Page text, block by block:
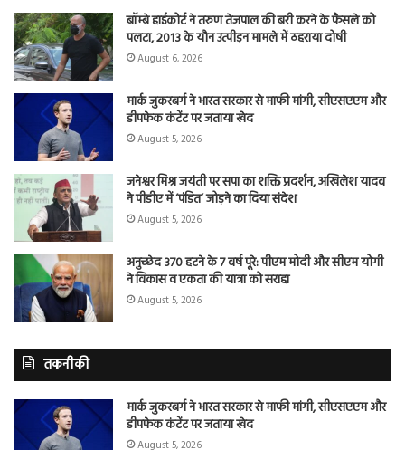
बॉम्बे हाईकोर्ट ने तरुण तेजपाल की बरी करने के फैसले को
पलटा, 2013 के यौन उत्पीड़न मामले में ठहराया दोषी
August 6, 2026
मार्क जुकरबर्ग ने भारत सरकार से माफी मांगी, सीएसएएम और
डीपफेक कंटेंट पर जताया खेद
August 5, 2026
जनेश्वर मिश्र जयंती पर सपा का शक्ति प्रदर्शन, अखिलेश यादव
ने पीडीए में ‘पंडित’ जोड़ने का दिया संदेश
August 5, 2026
अनुच्छेद 370 हटने के 7 वर्ष पूरे: पीएम मोदी और सीएम योगी
ने विकास व एकता की यात्रा को सराहा
August 5, 2026
तकनीकी
मार्क जुकरबर्ग ने भारत सरकार से माफी मांगी, सीएसएएम और
डीपफेक कंटेंट पर जताया खेद
August 5, 2026